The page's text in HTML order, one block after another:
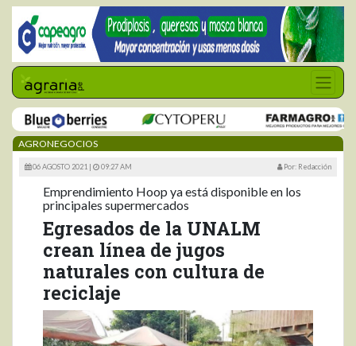
AGRONEGOCIOS
06 AGOSTO 2021 | 09:27 AM Por: Redacción
Emprendimiento Hoop ya está disponible en los
principales supermercados
Egresados de la UNALM
crean línea de jugos
naturales con cultura de
reciclaje